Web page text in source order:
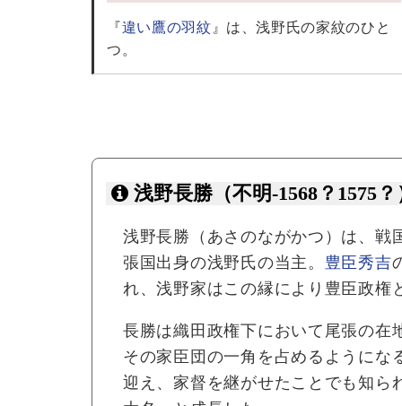
『違い鷹の羽紋』は、浅野氏の家紋のひと
つ。
浅野長勝（不明-1568？1575？
浅野長勝（あさのながかつ）は、
張国出身の浅野氏の当主。 豊臣秀吉
れ、浅野家はこの縁により豊臣政
長勝は織田政権下において尾張の
その家臣団の一角を占めるようにな
迎え、家督を継がせたことでも知